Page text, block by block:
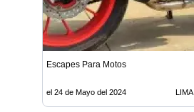
Escapes Para Motos
el 24 de Mayo del 2024 LIMA